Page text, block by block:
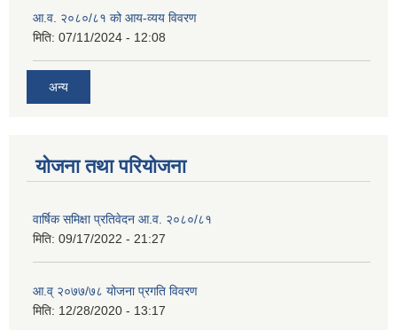
आ.व. २०८०/८१ को आय-व्यय विवरण
मिति: 07/11/2024 - 12:08
अन्य
योजना तथा परियोजना
वार्षिक समिक्षा प्रतिवेदन आ.व. २०८०/८१
मिति: 09/17/2022 - 21:27
आ.व् २०७७/७८ योजना प्रगति विवरण
मिति: 12/28/2020 - 13:17